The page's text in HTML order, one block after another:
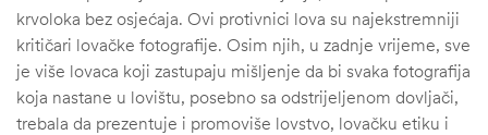
krvoloka bez osjećaja. Ovi protivnici lova su najekstremniji
kritičari lovačke fotografije. Osim njih, u zadnje vrijeme, sve
je više lovaca koji zastupaju mišljenje da bi svaka fotografija
koja nastane u lovištu, posebno sa odstrijeljenom dovljači,
trebala da prezentuje i promoviše lovstvo, lovačku etiku i